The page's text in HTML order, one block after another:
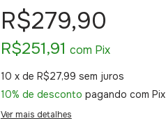
R$279,90
R$251,91 com Pix
10 x de R$27,99 sem juros
10% de desconto pagando com Pix
Ver mais detalhes